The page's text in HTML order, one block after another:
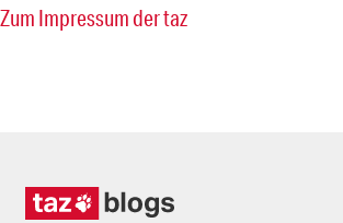
Zum Impressum der taz